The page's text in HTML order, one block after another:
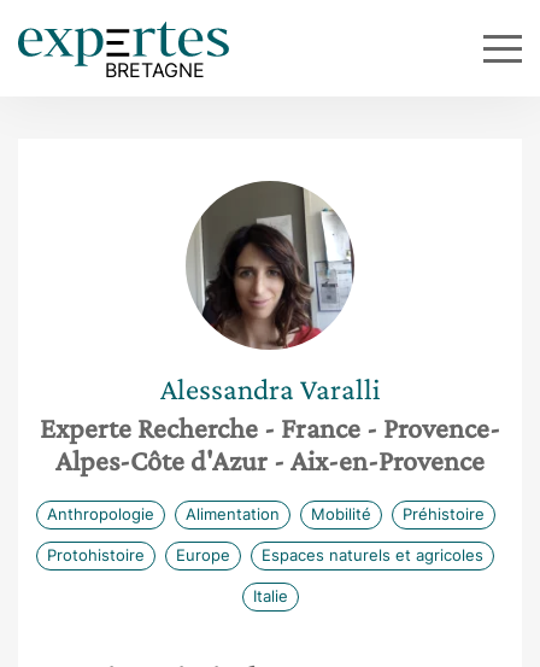
Alessandra Varalli
Experte Recherche - France - Provence-
Alpes-Côte d'Azur - Aix-en-Provence
Anthropologie Alimentation Mobilité Préhistoire
Protohistoire Europe Espaces naturels et agricoles
Italie